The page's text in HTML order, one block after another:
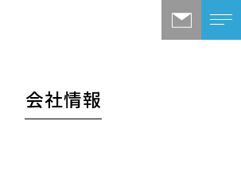
会社情報